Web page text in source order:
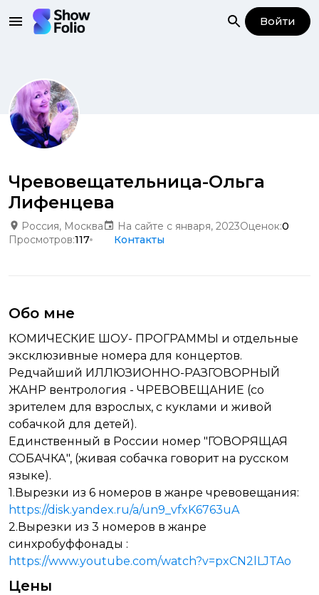
Войти
Чревовещательница-Ольга
Лифенцева
Россия, Москва На сайте с января, 2023Оценок:0
Просмотров:117 Контакты
Обо мне
КОМИЧЕСКИЕ ШОУ- ПРОГРАММЫ и отдельные
эксклюзивные номера для концертов.
Редчайший ИЛЛЮЗИОННО-РАЗГОВОРНЫЙ
ЖАНР вентрология - ЧРЕВОВЕЩАНИЕ (со
зрителем для взрослых, с куклами и живой
собачкой для детей).
Единственный в России номер "ГОВОРЯЩАЯ
СОБАЧКА", (живая собачка говорит на русском
языке).
1.Вырезки из 6 номеров в жанре чревовещания:
https://disk.yandex.ru/a/un9_vfxK6763uA
2.Вырезки из 3 номеров в жанре
синхробуффонады :
https://www.youtube.com/watch?v=pxCN2lLJTAo
Цены